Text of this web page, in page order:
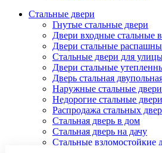
Стальные двери
Гнутые стальные двери
Двери входные стальные
Двери стальные
Стальные двери для
Двери стальные
Дверь стальная
Наружные стальные двери
Недорогие стальные двери
Распродажа стальных
Стальная дверь в дом
Стальная дверь на дачу
Стальные взломостойкие